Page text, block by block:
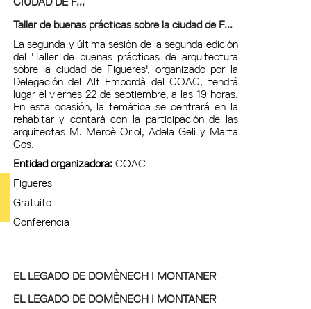
Taller de buenas prácticas sobre la ciudad de F...
La segunda y última sesión de la segunda edición
del 'Taller de buenas prácticas de arquitectura
sobre la ciudad de Figueres', organizado por la
Delegación del Alt Empordà del COAC, tendrá
lugar el viernes 22 de septiembre, a las 19 horas.
En esta ocasión, la temática se centrará en la
rehabitar y contará con la participación de las
arquitectas M. Mercè Oriol, Adela Geli y Marta
Cos.
Entidad organizadora:COAC
Figueres
Gratuito
Conferencia
EL LEGADO DE DOMÈNECH I MONTANER
EL LEGADO DE DOMÈNECH I MONTANER